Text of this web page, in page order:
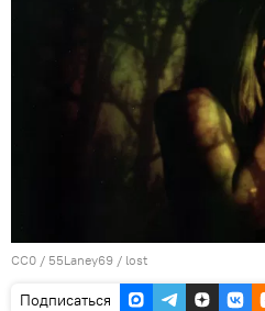
CC0 / 55Laney69 / lost
Подписаться